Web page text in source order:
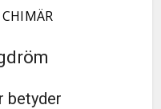
betyder